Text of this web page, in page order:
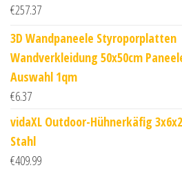
€257.37
3D Wandpaneele Styroporplatten
Wandverkleidung 50x50cm
Auswahl 1qm
€6.37
vidaXL Outdoor-Hühnerkäfig
Stahl
€409.99